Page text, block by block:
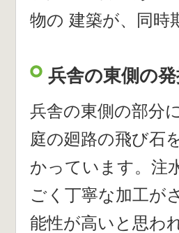
物の 建築が、同時
兵舎の東側の
兵舎の東側の部分
庭の廻路の飛び石
かっています。注
ごく丁寧な加工が
能性が高いと思わ